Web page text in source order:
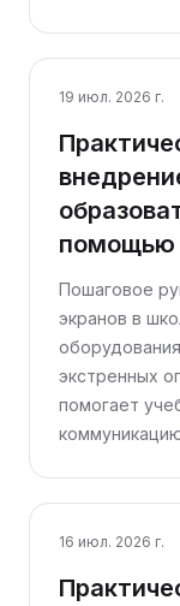
19 июл. 2026 г.
помощью
Пошаговое
экранов в
экстренных
помогает
16 июл. 2026 г.